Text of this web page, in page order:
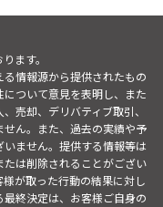
ます。
情報源から提供されたもの
ついて意見を表明し、また
売却、デリバティブ取引、
ん。また、過去の実績や予
ません。提供する情報等は
は削除されることがござい
が取った行動の結果に対し
終決定は、お客様ご自身の